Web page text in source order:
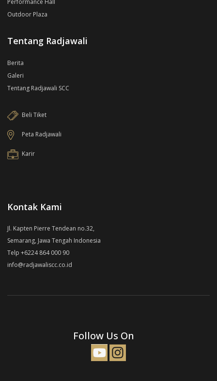
Performance Hall
Outdoor Plaza
Tentang Radjawali
Berita
Galeri
Tentang Radjawali SCC
Beli Tiket
Peta Radjawali
Karir
Kontak Kami
Jl. Kapten Pierre Tendean no.32,
Semarang, Jawa Tengah Indonesia
Telp +6224 864 000 90
info@radjawaliscc.co.id
Follow Us On